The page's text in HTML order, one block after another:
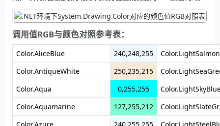
调用值RGB与颜色对照参考表：
Color.AliceBlue 240,248,255
Color.LightSalmon
Color.AntiqueWhite
250,235,215
Color.Aqua
0,255,255
Color.Aquamarine
127,255,212